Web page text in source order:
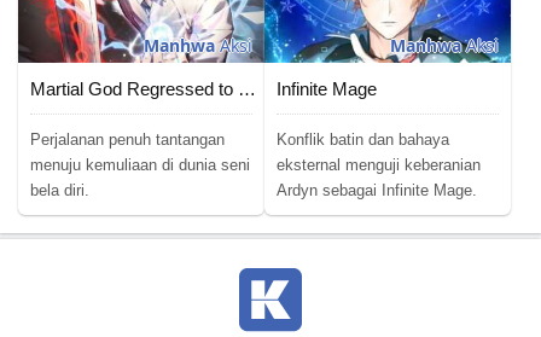
Chapter 95 06/10/2020
Chapter 94
Chapter 93 03/09/2020
Chapter 92 19/07/2020
ManhwaAksi
Martial God Regressed to Level 2
Perjalanan penuh tantangan
menuju kemuliaan di dunia seni
bela diri.
ManhwaAksi
Infinite Mage
Konflik batin dan bahaya
eksternal menguji keberanian
Ardyn sebagai Infinite Mage.